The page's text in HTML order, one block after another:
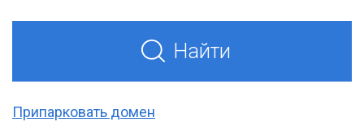
Найти
Припарковать домен